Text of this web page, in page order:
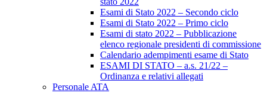
Esami di Stato 2022 – Secondo ciclo
Esami di Stato 2022 – Primo ciclo
Esami di stato 2022 – Pubblicazione
elenco regionale presidenti di commissione
Calendario adempimenti esame di Stato
ESAMI DI STATO – a.s. 21/22 –
Ordinanza e relativi allegati
Personale ATA